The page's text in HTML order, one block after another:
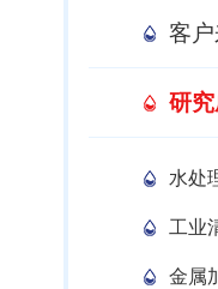
客
研
水处
工业
金属